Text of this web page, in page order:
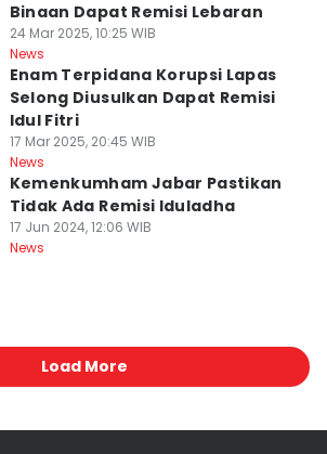
Binaan Dapat Remisi Lebaran
24 Mar 2025, 10:25 WIB
News
Enam Terpidana Korupsi Lapas
Selong Diusulkan Dapat Remisi
Idul Fitri
17 Mar 2025, 20:45 WIB
News
Kemenkumham Jabar Pastikan
Tidak Ada Remisi Iduladha
17 Jun 2024, 12:06 WIB
News
Load More